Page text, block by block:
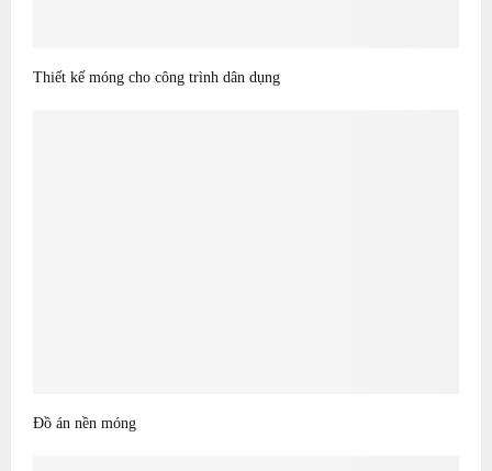
Thiết kế móng cho công trình dân dụng
Đồ án nền móng